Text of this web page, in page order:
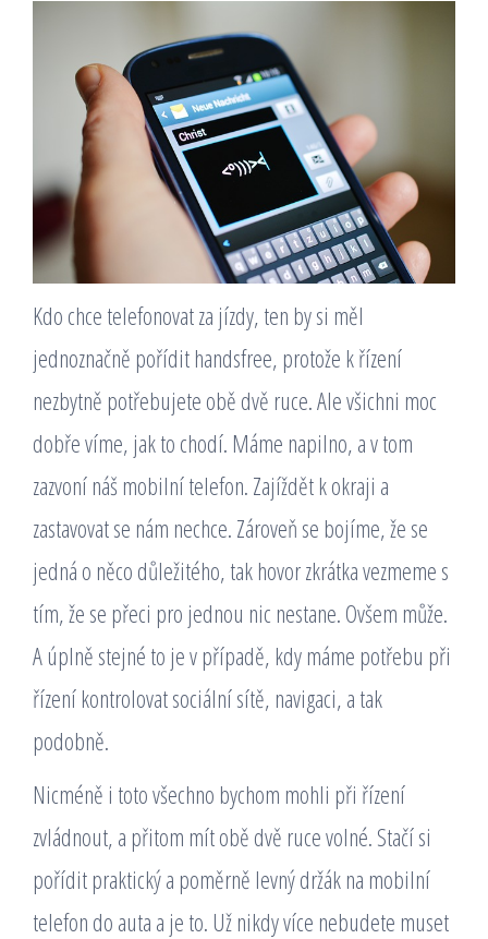
Kdo chce telefonovat za jízdy, ten by si měl
jednoznačně pořídit handsfree, protože k řízení
nezbytně potřebujete obě dvě ruce. Ale všichni moc
dobře víme, jak to chodí. Máme napilno, a v tom
zazvoní náš mobilní telefon. Zajíždět k okraji a
zastavovat se nám nechce. Zároveň se bojíme, že se
jedná o něco důležitého, tak hovor zkrátka vezmeme s
tím, že se přeci pro jednou nic nestane. Ovšem může.
A úplně stejné to je v případě, kdy máme potřebu při
řízení kontrolovat sociální sítě, navigaci, a tak
podobně.
Nicméně i toto všechno bychom mohli při řízení
zvládnout, a přitom mít obě dvě ruce volné. Stačí si
pořídit praktický a poměrně levný držák na mobilní
telefon do auta a je to. Už nikdy více nebudete muset